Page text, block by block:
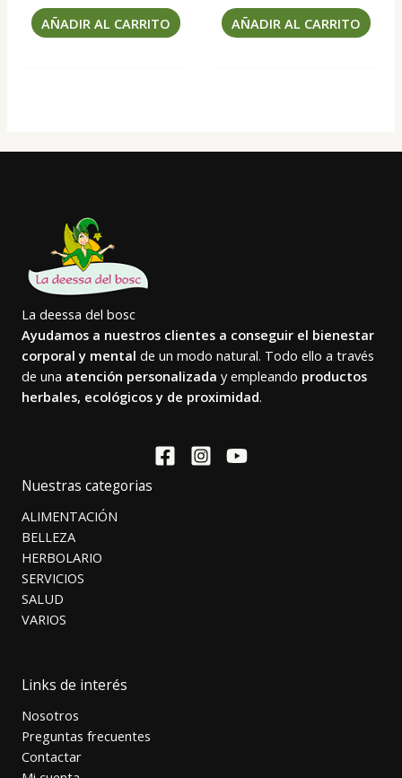
AÑADIR AL CARRITO AÑADIR AL CARRITO
La deessa del bosc
Ayudamos a nuestros clientes a conseguir el bienestar
corporal y mental de un modo natural. Todo ello a través
de una atención personalizada y empleando productos
herbales, ecológicos y de proximidad.
Nuestras categorias
ALIMENTACIÓN
BELLEZA
HERBOLARIO
SERVICIOS
SALUD
VARIOS
Links de interés
Nosotros
Preguntas frecuentes
Contactar